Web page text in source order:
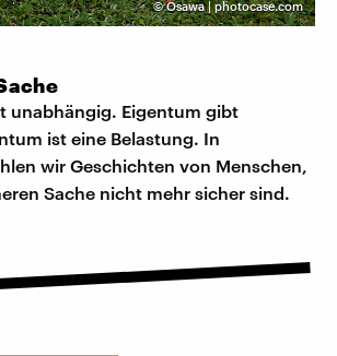
©Osawa | photocase.com
unabhängig. Eigentum gibt
ist eine Belastung. In
wir Geschichten von Menschen,
Sache nicht mehr sicher sind.